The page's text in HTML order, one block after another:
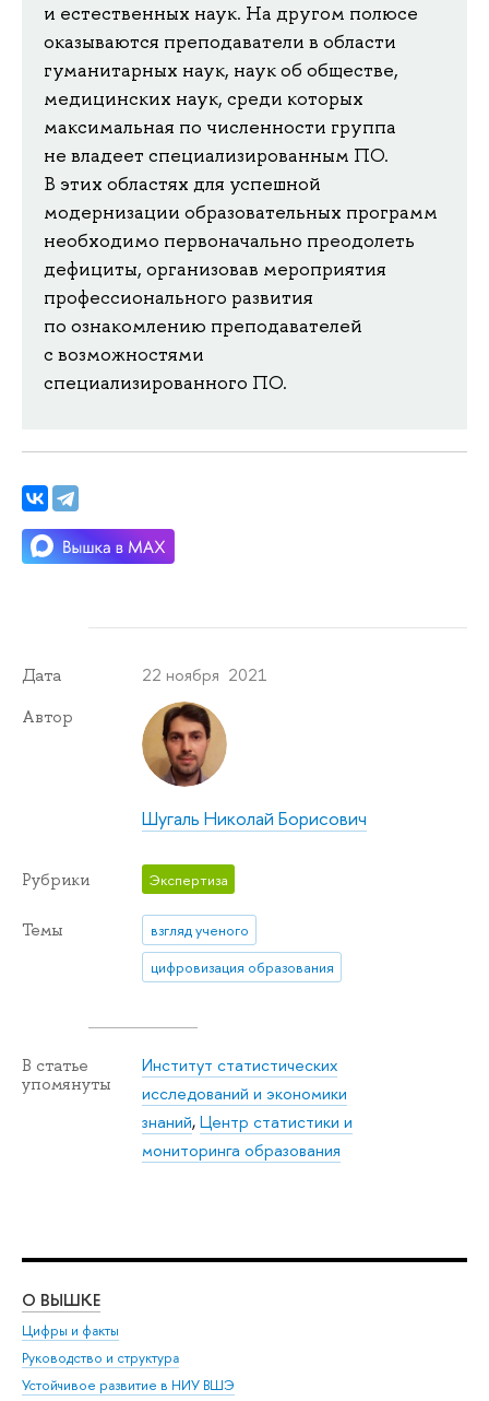
и естественных наук. На другом полюсе
оказываются преподаватели в области
гуманитарных наук, наук об обществе,
медицинских наук, среди которых
максимальная по численности группа
не владеет специализированным ПО.
В этих областях для успешной
модернизации образовательных программ
необходимо первоначально преодолеть
дефициты, организовав мероприятия
профессионального развития
по ознакомлению преподавателей
с возможностями
специализированного ПО.
Дата 22 ноября 2021
Автор
Шугаль Николай Борисович
Рубрики Экспертиза
Темы
взгляд ученого
цифровизация образования
В статье
упомянуты
Институт статистических
исследований и экономики
знаний,Центр статистики и
мониторинга образования
О ВЫШКЕ
Цифры и факты
Руководство и структура
Устойчивое развитие в НИУ ВШЭ